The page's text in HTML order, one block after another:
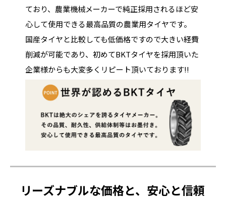
ており、農業機械メーカーで純正採用されるほど安
心して使用できる最高品質の農業用タイヤです。
国産タイヤと比較しても低価格ですので大きい経費
削減が可能であり、初めてBKTタイヤを採用頂いた
企業様からも大変多くリピート頂いております!!
リーズナブルな価格と、安心と信頼